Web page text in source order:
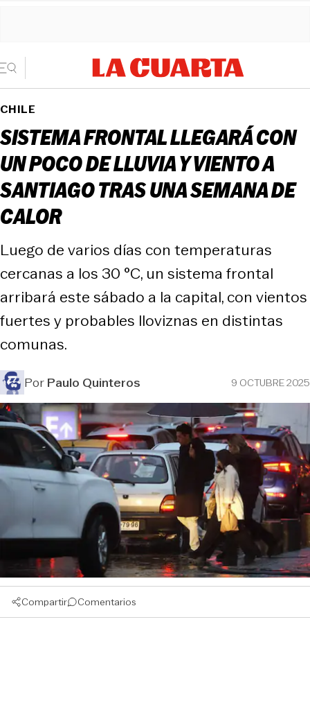
CHILE
SISTEMA FRONTAL LLEGARÁ CON
UN POCO DE LLUVIA Y VIENTO A
SANTIAGO TRAS UNA SEMANA DE
CALOR
Luego de varios días con temperaturas
cercanas a los 30 °C, un sistema frontal
arribará este sábado a la capital, con vientos
fuertes y probables lloviznas en distintas
comunas.
PorPaulo Quinteros 9 OCTUBRE 2025
Compartir Comentarios